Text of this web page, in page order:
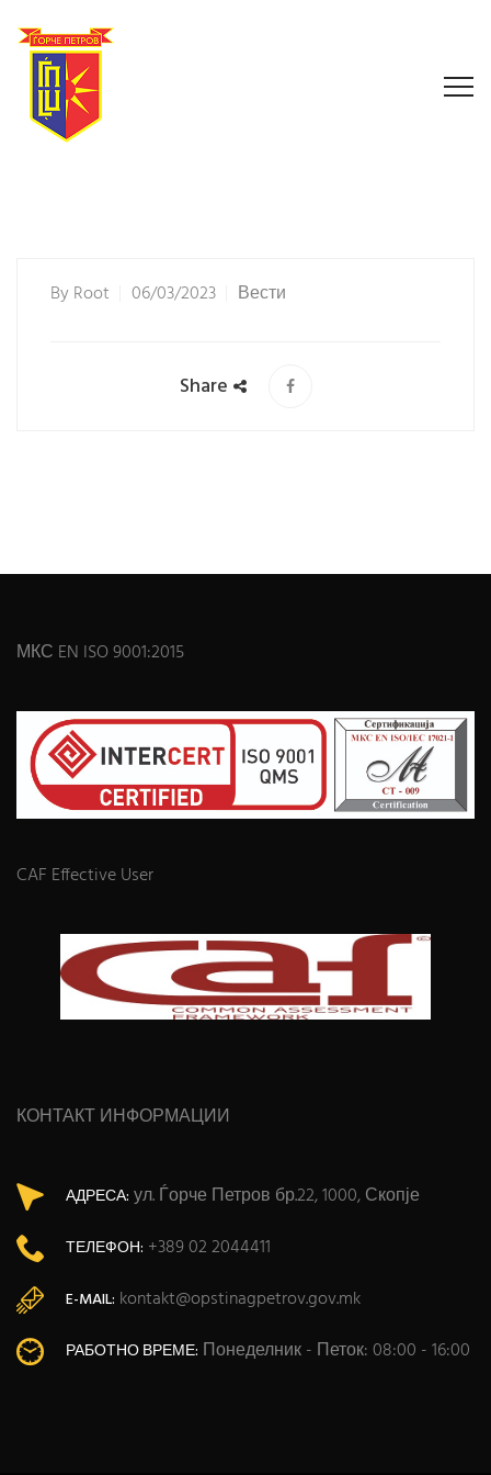
ByRoot 06/03/2023 Вести
Share
МКС EN ISO 9001:2015
CAF Effective User
КОНТАКТ ИНФОРМАЦИИ
АДРЕСА: ул. Ѓорче Петров бр.22, 1000, Скопје
ТЕЛЕФОН: +389 02 2044411
E-MAIL: kontakt@opstinagpetrov.gov.mk
РАБОТНО ВРЕМЕ: Понеделник - Петок: 08:00 - 16:00